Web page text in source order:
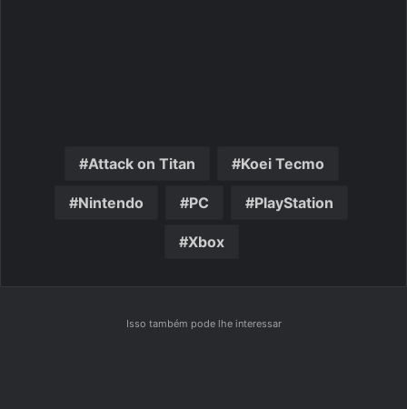
Attack on Titan Koei Tecmo
Nintendo PC PlayStation
Xbox
Isso também pode lhe interessar